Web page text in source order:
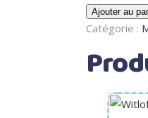
Ajouter au
Catégorie :